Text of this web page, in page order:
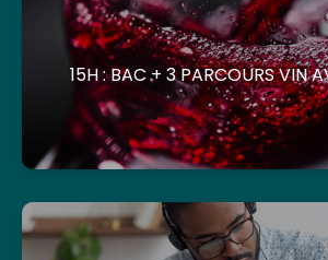
15H : BAC + 3 PARCOURS VIN